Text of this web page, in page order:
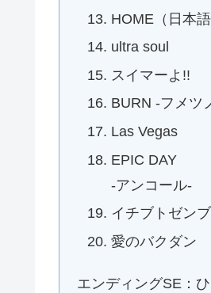
HOME（日本
ultra soul
スイマーよ!!
BURN -フメツ
Las Vegas
EPIC DAY
-アンコール-
イチブトゼンブ
愛のバクダン
エンディングSE：